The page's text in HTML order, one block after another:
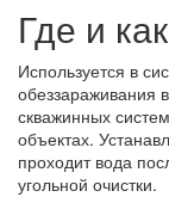
Где и
Используется в
обеззараживания
скважинных
объектах.
проходит вода
угольной очистки.